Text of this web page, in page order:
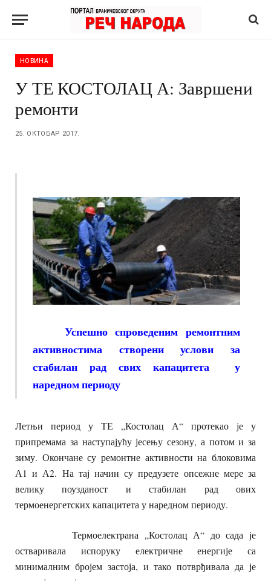
НОВИНА
У ТЕ КОСТОЛАЦ А: Завршени
ремонти
25. ОКТОБАР 2017.
Успешно спроведеним ремонтним
активностима створени услови за
стабилан рад
свих капацитета у
наредном периоду
Летњи период у ТЕ „Костолац А“ протекао је у
припремама за наступајућу јесењу сезону, а потом и за
зиму. Окончане су ремонтне активности на блоковима
А1 и А2. На тај начин су предузете опсежне мере за
велику поузданост и стабилан рад ових
термоенергетских капацитета у наредном периоду.
Термоелектрана „Костолац А“ до сада је
остваривала испоруку електричне енергије са
минималним бројем застоја, и тако потврђивала да је